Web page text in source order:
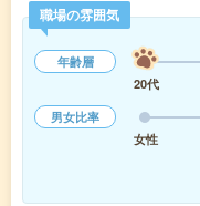
職場の雰囲気
年齢層
20代
男女比率
女性